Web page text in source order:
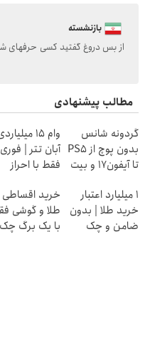
بازنشسته
از بس دروغ گفتید کسی حرفهای
مطالب پیشنهادی
گردونه شانس
بدون پوچ از PS5
تا آیفون17 و بیت
وام 15
آبان تتر |
فقط با احراز
۱ میلیارد اعتبار
خرید طلا | بدون
ضامن و چک
خرید اقساطی
طلا و گوشی
با یک برگ چک